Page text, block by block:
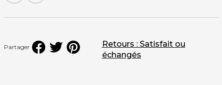
Partager
Retours : Satisfait ou
échangés